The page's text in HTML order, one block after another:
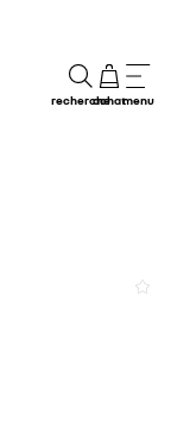
rechercheachatmenu